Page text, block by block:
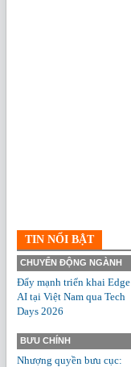
TIN NỔI BẬT
CHUYỂN ĐỘNG NGÀNH
Đẩy mạnh triển khai Edge
AI tại Việt Nam qua Tech
Days 2026
BƯU CHÍNH
Nhượng quyền bưu cục: